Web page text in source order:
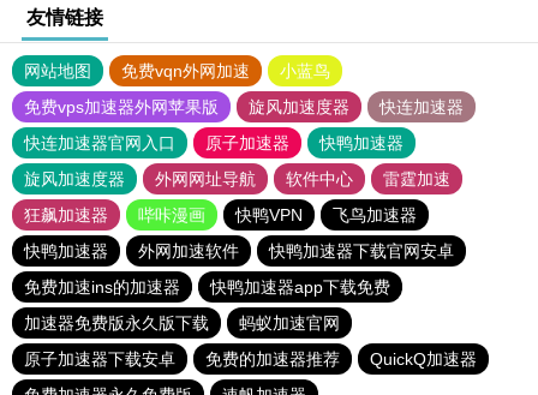
友情链接
网站地图 免费vqn外网加速
小蓝鸟
免费vps加速器外网苹果版
旋风加速度器
快连加速器
快连加速器官网入口
原子加速器
快鸭加速器
旋风加速度器
外网网址导航 软件中心
雷霆加速
狂飙加速器
哔咔漫画 快鸭VPN
飞鸟加速器
快鸭加速器
外网加速软件
快鸭加速器下载官网安卓
免费加速ins的加速器
快鸭加速器app下载免费
加速器免费版永久版下载
蚂蚁加速官网
原子加速器下载安卓
免费的加速器推荐
QuickQ加速器